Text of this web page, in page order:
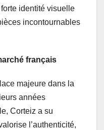
identité visuelle
incontournables
français
majeure dans la
années
Corteiz a su
l’authenticité,